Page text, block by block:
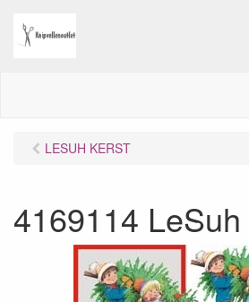
LESUH KERST
4169114